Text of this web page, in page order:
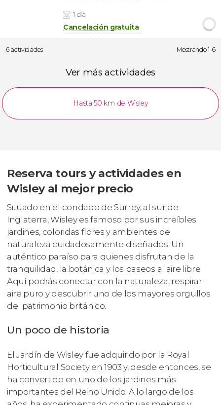
1 día
Cancelación gratuita
6 actividades Mostrando 1-6
Ver más actividades
Hasta 50 km de Wisley
Reserva tours y actividades en
Wisley al mejor precio
Situado en el condado de Surrey, al sur de
Inglaterra, Wisley es famoso por sus increíbles
jardines, coloridas flores y ambientes de
naturaleza cuidadosamente diseñados. Un
auténtico paraíso para quienes disfrutan de la
tranquilidad, la botánica y los paseos al aire libre.
Aquí podrás conectar con la naturaleza, respirar
aire puro y descubrir uno de los mayores orgullos
del patrimonio británico.
Un poco de historia
El Jardín de Wisley fue adquirido por la Royal
Horticultural Society en 1903 y, desde entonces, se
ha convertido en uno de los jardines más
importantes del Reino Unido. A lo largo de los